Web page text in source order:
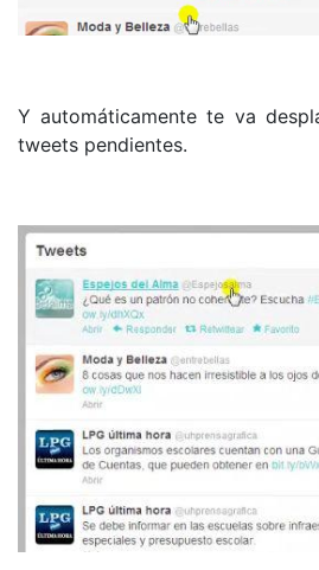
Y automáticamente te va
tweets pendientes.